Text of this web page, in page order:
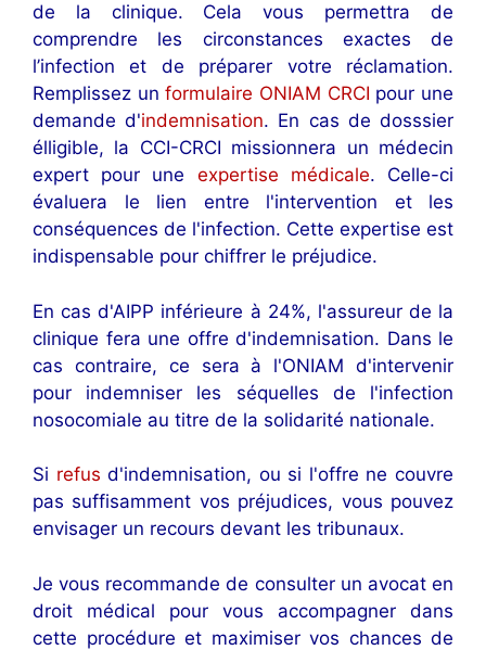
de la clinique. Cela vous permettra de
comprendre les circonstances exactes de
l’infection et de préparer votre réclamation.
Remplissez unformulaire ONIAM CRCI pour une
demande d'indemnisation. En cas de dosssier
élligible, la CCI-CRCI missionnera un médecin
expert pour une expertise médicale. Celle-ci
évaluera le lien entre l'intervention et les
conséquences de l'infection. Cette expertise est
indispensable pour chiffrer le préjudice.
En cas d'AIPP inférieure à 24%, l'assureur de la
clinique fera une offre d'indemnisation. Dans le
cas contraire, ce sera à l'ONIAM d'intervenir
pour indemniser les séquelles de l'infection
nosocomiale au titre de la solidarité nationale.
Si refus d'indemnisation, ou si l'offre ne couvre
pas suffisamment vos préjudices, vous pouvez
envisager un recours devant les tribunaux.
Je vous recommande de consulter un avocat en
droit médical pour vous accompagner dans
cette procédure et maximiser vos chances de